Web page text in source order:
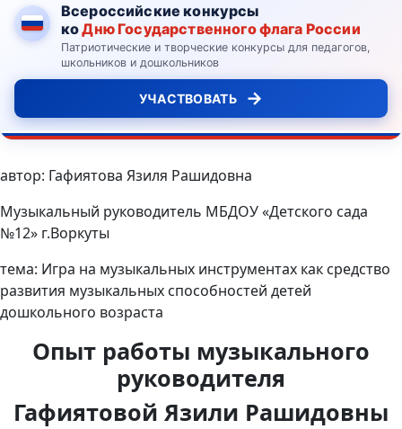
Всероссийские конкурсы
коДню Государственного флага России
Патриотические и творческие конкурсы для педагогов,
школьников и дошкольников
УЧАСТВОВАТЬ →
автор: Гафиятова Язиля Рашидовна
Музыкальный руководитель МБДОУ «Детского сада
№12» г.Воркуты
тема: Игра на музыкальных инструментах как средство
развития музыкальных способностей детей
дошкольного возраста
Опыт работы музыкального
руководителя
Гафиятовой Язили Рашидовны